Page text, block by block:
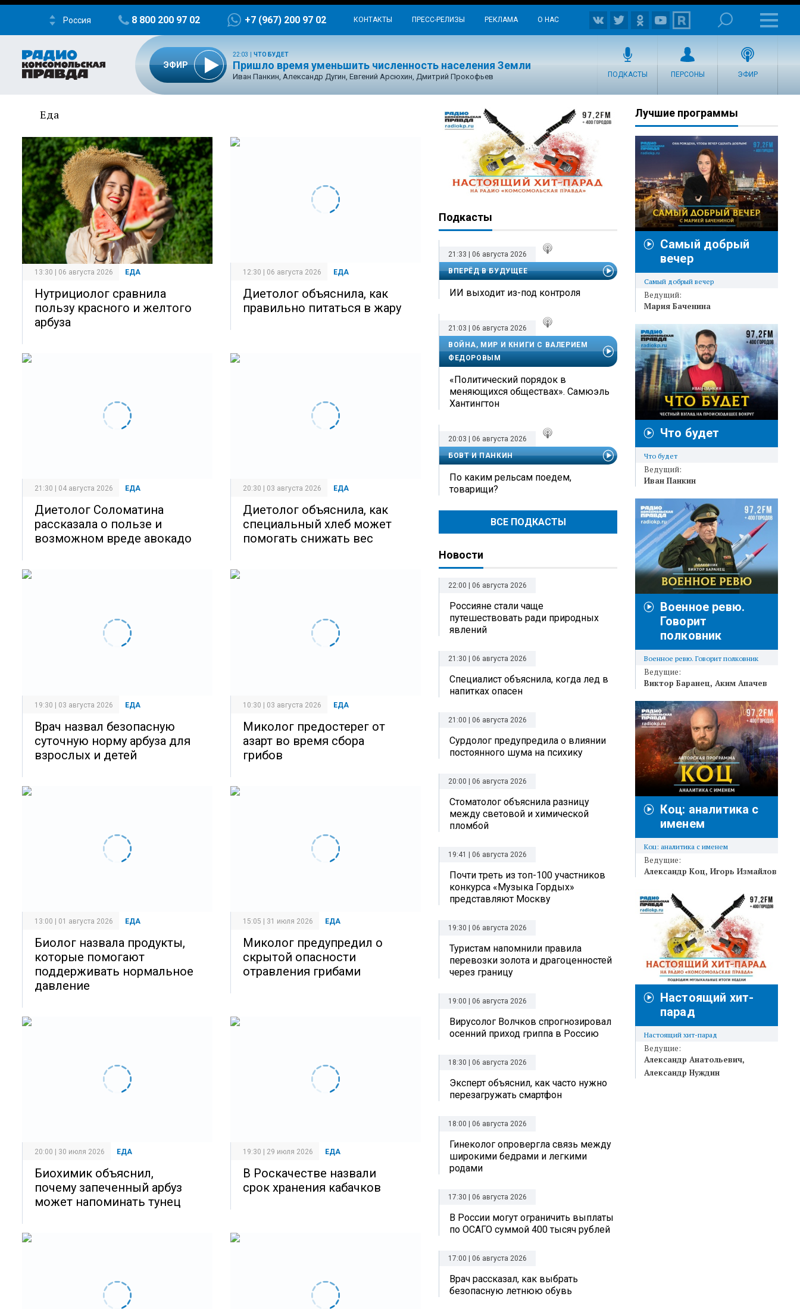
Россия 8 800 200 97 02 +7 (967) 200 97 02 КОНТАКТЫ ПРЕСС-РЕЛИЗЫ РЕКЛАМА О НАС
ЭФИР
22:03 ЧТО БУДЕТ
Пришло время уменьшить численность населения Земли
Иван Панкин, Александр Дугин, Евгений Арсюхин, Дмитрий Прокофьев ПОДКАСТЫ ПЕРСОНЫ ЭФИР
Еда
13:30 | 06 августа 2026 ЕДА
Нутрициолог сравнила
пользу красного и желтого
арбуза
12:30 | 06 августа 2026 ЕДА
Диетолог объяснила, как
правильно питаться в жару
21:30 | 04 августа 2026 ЕДА
Диетолог Соломатина
рассказала о пользе и
возможном вреде авокадо
20:30 | 03 августа 2026 ЕДА
Диетолог объяснила, как
специальный хлеб может
помогать снижать вес
19:30 | 03 августа 2026 ЕДА
Врач назвал безопасную
суточную норму арбуза для
взрослых и детей
10:30 | 03 августа 2026 ЕДА
Миколог предостерег от
азарт во время сбора
грибов
13:00 | 01 августа 2026 ЕДА
Биолог назвала продукты,
которые помогают
поддерживать нормальное
давление
15:05 | 31 июля 2026 ЕДА
Миколог предупредил о
скрытой опасности
отравления грибами
20:00 | 30 июля 2026 ЕДА
Биохимик объяснил,
почему запеченный арбуз
может напоминать тунец
19:30 | 29 июля 2026 ЕДА
В Роскачестве назвали
срок хранения кабачков
Подкасты
21:33 | 06 августа 2026
ВПЕРЁД В БУДУЩЕЕ
ИИ выходит из-под контроля
21:03 | 06 августа 2026
ВОЙНА, МИР И КНИГИ С ВАЛЕРИЕМ
ФЕДОРОВЫМ
«Политический порядок в
меняющихся обществах». Самюэль
Хантингтон
20:03 | 06 августа 2026
БОВТ И ПАНКИН
По каким рельсам поедем,
товарищи?
ВСЕ ПОДКАСТЫ
Новости
22:00 | 06 августа 2026
Россияне стали чаще
путешествовать ради природных
явлений
21:30 | 06 августа 2026
Специалист объяснила, когда лед в
напитках опасен
21:00 | 06 августа 2026
Сурдолог предупредила о влиянии
постоянного шума на психику
20:00 | 06 августа 2026
Стоматолог объяснила разницу
между световой и химической
пломбой
19:41 | 06 августа 2026
Почти треть из топ-100 участников
конкурса «Музыка Гордых»
представляют Москву
19:30 | 06 августа 2026
Туристам напомнили правила
перевозки золота и драгоценностей
через границу
19:00 | 06 августа 2026
Вирусолог Волчков спрогнозировал
осенний приход гриппа в Россию
18:30 | 06 августа 2026
Эксперт объяснил, как часто нужно
перезагружать смартфон
18:00 | 06 августа 2026
Гинеколог опровергла связь между
широкими бедрами и легкими
родами
17:30 | 06 августа 2026
В России могут ограничить выплаты
по ОСАГО суммой 400 тысяч рублей
17:00 | 06 августа 2026
Врач рассказал, как выбрать
безопасную летнюю обувь
Лучшие программы
Самый добрый
вечер
Самый добрый вечер
Ведущий:
Мария Баченина
Что будет
Что будет
Ведущий:
Иван Панкин
Военное ревю.
Говорит
полковник
Военное ревю. Говорит полковник
Ведущие:
Виктор Баранец Аким Апачев
Коц: аналитика с
именем
Коц: аналитика с именем
Ведущие:
Александр Коц Игорь Измайлов
Настоящий хит-
парад
Настоящий хит-парад
Ведущие:
Александр Анатольевич
Александр Нуждин